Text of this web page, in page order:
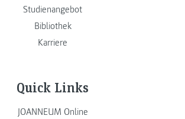
Studienangebot
Bibliothek
Karriere
Quick Links
JOANNEUM Online